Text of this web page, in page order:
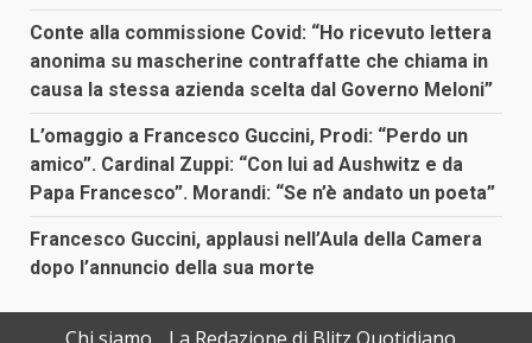
Conte alla commissione Covid: “Ho ricevuto lettera
anonima su mascherine contraffatte che chiama in
causa la stessa azienda scelta dal Governo Meloni”
L’omaggio a Francesco Guccini, Prodi: “Perdo un
amico”. Cardinal Zuppi: “Con lui ad Aushwitz e da
Papa Francesco”. Morandi: “Se n’è andato un poeta”
Francesco Guccini, applausi nell’Aula della Camera
dopo l’annuncio della sua morte